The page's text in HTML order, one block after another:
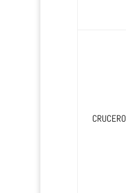
CRUCERO